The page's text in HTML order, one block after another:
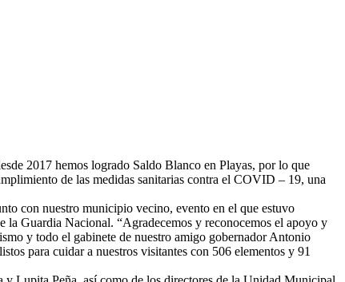
2017 hemos logrado Saldo Blanco en Playas, por lo que
de las medidas sanitarias contra el COVID – 19, una
con nuestro municipio vecino, evento en el que estuvo
Guardia Nacional. “Agradecemos y reconocemos el apoyo y
y todo el gabinete de nuestro amigo gobernador Antonio
para cuidar a nuestros visitantes con 506 elementos y 91